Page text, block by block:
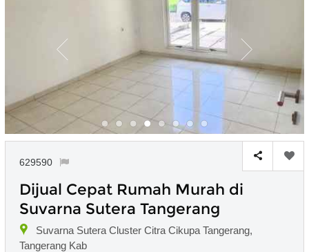
629590
Dijual Cepat Rumah Murah di
Suvarna Sutera Tangerang
Suvarna Sutera Cluster Citra Cikupa Tangerang,
Tangerang Kab
Untuk hasil simulasi
pada kotak-
Simpan